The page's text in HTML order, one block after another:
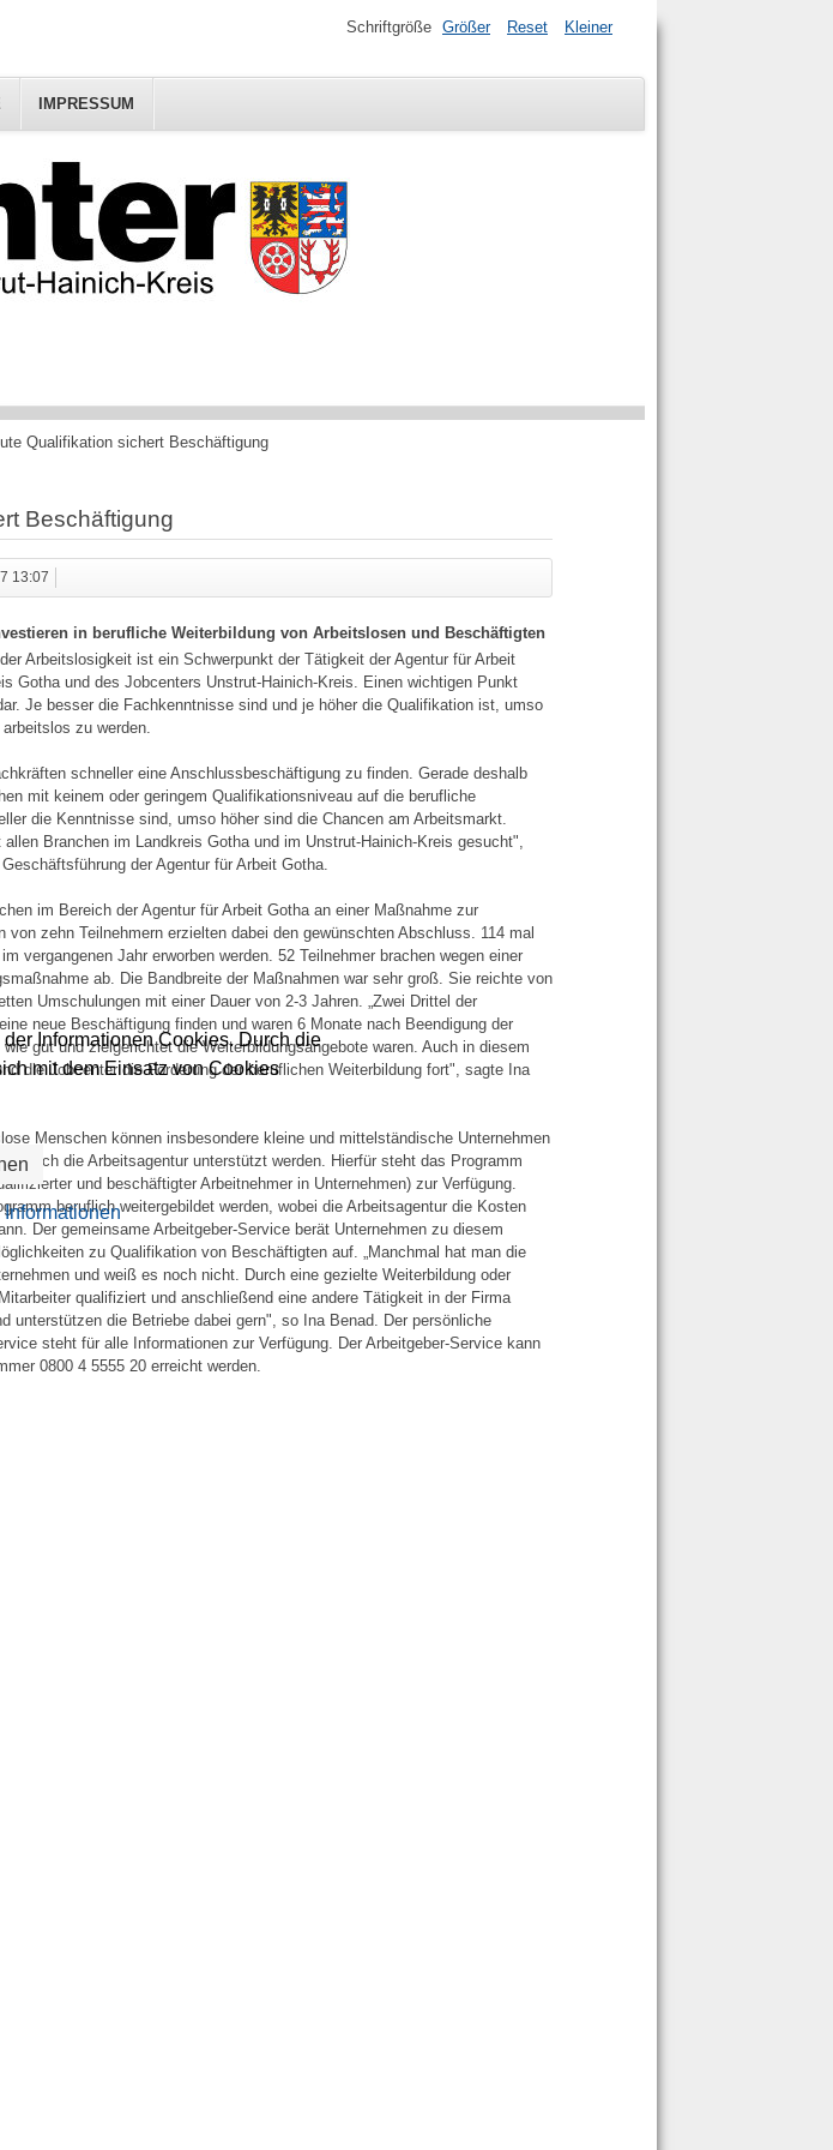
IMPRESSUM
Schriftgröße Größer Reset Kleiner
Qualifikation sichert Beschäftigung
Beschäftigung
13:07
in berufliche Weiterbildung von Arbeitslosen und Beschäftigten
Arbeitslosigkeit ist ein Schwerpunkt der Tätigkeit der Agentur für Arbeit
Gotha und des Jobcenters Unstrut-Hainich-Kreis. Einen wichtigen Punkt
Je besser die Fachkenntnisse sind und je höher die Qualifikation ist, umso
zu werden.
schneller eine Anschlussbeschäftigung zu finden. Gerade deshalb
mit keinem oder geringem Qualifikationsniveau auf die berufliche
die Kenntnisse sind, umso höher sind die Chancen am Arbeitsmarkt.
Branchen im Landkreis Gotha und im Unstrut-Hainich-Kreis gesucht",
der Agentur für Arbeit Gotha.
im Bereich der Agentur für Arbeit Gotha an einer Maßnahme zur
von zehn Teilnehmern erzielten dabei den gewünschten Abschluss. 114 mal
vergangenen Jahr erworben werden. 52 Teilnehmer brachen wegen einer
ab. Die Bandbreite der Maßnahmen war sehr groß. Sie reichte von
Umschulungen mit einer Dauer von 2-3 Jahren. „Zwei Drittel der
neue Beschäftigung finden und waren 6 Monate nach Beendigung der
gut und zielgerichtet die Weiterbildungsangebote waren. Auch in diesem
die Jobcenter die Förderung der beruflichen Weiterbildung fort", sagte Ina
Menschen können insbesondere kleine und mittelständische Unternehmen
durch die Arbeitsagentur unterstützt werden. Hierfür steht das Programm
und beschäftigter Arbeitnehmer in Unternehmen) zur Verfügung.
beruflich weitergebildet werden, wobei die Arbeitsagentur die Kosten
Der gemeinsame Arbeitgeber-Service berät Unternehmen zu diesem
zu Qualifikation von Beschäftigten auf. „Manchmal hat man die
und weiß es noch nicht. Durch eine gezielte Weiterbildung oder
qualifiziert und anschließend eine andere Tätigkeit in der Firma
unterstützen die Betriebe dabei gern", so Ina Benad. Der persönliche
steht für alle Informationen zur Verfügung. Der Arbeitgeber-Service kann
0800 4 5555 20 erreicht werden.
Informationen Cookies. Durch die
mit dem Einsatz von Cookies
Informationen